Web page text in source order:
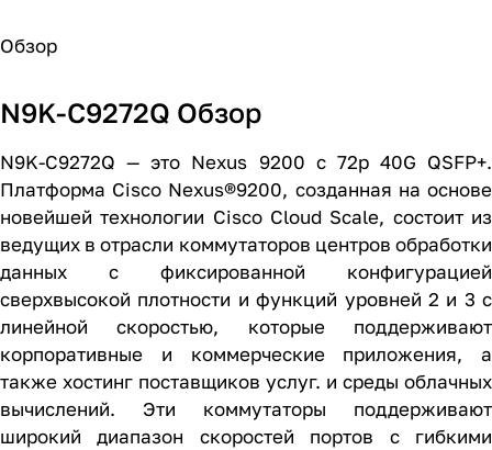
Обзор
N9K-C9272Q Обзор
N9K-C9272Q — это Nexus 9200 с 72p 40G QSFP+.
Платформа Cisco Nexus®9200, созданная на основе
новейшей технологии Cisco Cloud Scale, состоит из
ведущих в отрасли коммутаторов центров обработки
данных с фиксированной конфигурацией
сверхвысокой плотности и функций уровней 2 и 3 с
линейной скоростью, которые поддерживают
корпоративные и коммерческие приложения, а
также хостинг поставщиков услуг. и среды облачных
вычислений. Эти коммутаторы поддерживают
широкий диапазон скоростей портов с гибкими